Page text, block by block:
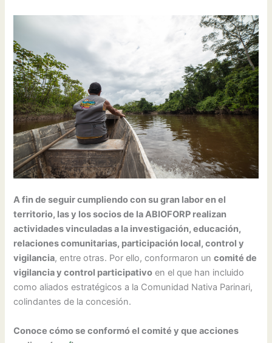
A fin de seguir cumpliendo con su gran labor en el
territorio, las y los socios de la ABIOFORP realizan
actividades vinculadas a la investigación, educación,
relaciones comunitarias, participación local, control y
vigilancia, entre otras. Por ello, conformaron uncomité de
vigilancia y control participativo en el que han incluido
como aliados estratégicos a la Comunidad Nativa Parinari,
colindantes de la concesión.
Conoce cómo se conformó el comité y que acciones